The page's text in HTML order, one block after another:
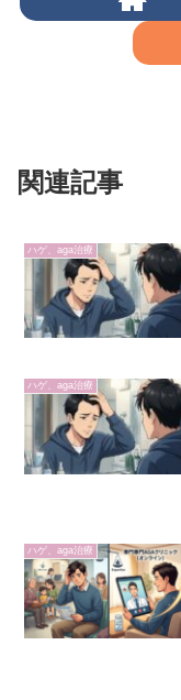
関連記事
ハゲ、aga治療
ハゲ、aga治療
ハゲ、aga治療